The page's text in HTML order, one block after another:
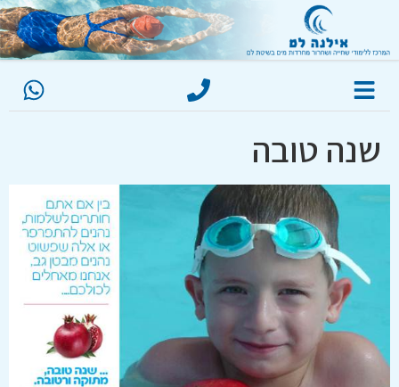
שנה טובה